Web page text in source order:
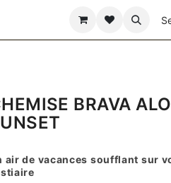
BRAVA
air de vacances soufflant sur